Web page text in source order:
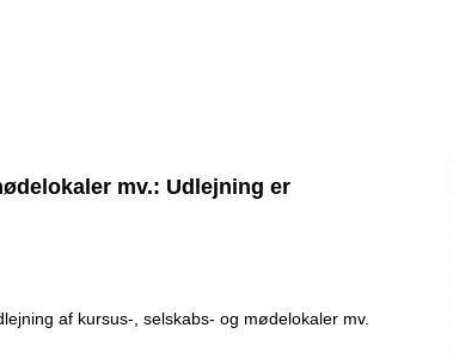
mv.: Udlejning er
af kursus-, selskabs- og mødelokaler mv.